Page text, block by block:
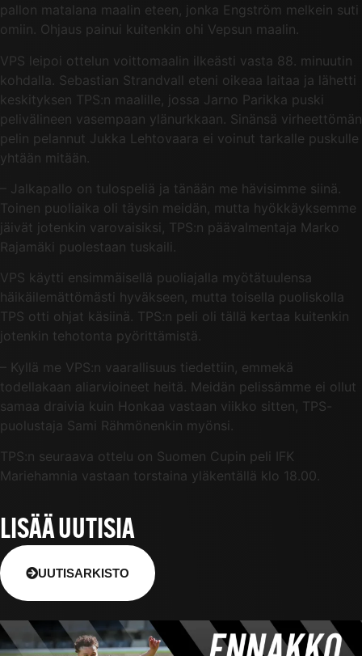
pallon matalana maalin eteen, jonka Engström melkein suti
omiin. Ohjaus painui kuitenkin ohi Vepsun maalin.
VPS leipoi ottelun voittomaalin ilkeästi vasta 88. minuutin
kohdalla. Sebastian Strandvall eteni oikeaa laitaa ja lähetti
keskityksen TPS:n maalille, jossa Jarno Parikka puski
pelivälineen vasempaan ylänurkkaan. Sinänsä virheettömän
pelin pelannut Jukka Lehtovaara ei voinut tarkalle puskulle
yhtään mitään.
– Jalkapallo on tulospeliä ja tänään me hävisimme siinä.
Toinen puoliaika oli täysin meidän, mutta hyökkäyksemme
jäivät jotenkin varovaisiksi, TPS:n päävalmentaja Marko
Rajamäki puolestaan tuskaili.
VPS käytti ensimmäisellä puoliajalla myötätuulensa
häikäilemättömästi hyväkseen, mutta toisella puoliskolla
TPS otti ohjat käsiinä. TPS:n peli oli tällä kertaa kuitenkin
jotenkin tehotonta pyörittämistä.
– Kyllä me VPS:n vaarallisuus tiedettiin, emmekä
todellakaan aliarvioineet heitä. Meidän pelissämme ei ollut
samaa draivia kuin Honkaa vastaan viikko sitten, TPS-
puolustaja Sami Rähmönenkin myönsi.
TPS:n seuraava ottelu on Suomen Cupin peli IFK
Mariehamnia vastaan torstaina yläkentällä klo 18.00.
LISÄÄ UUTISIA
UUTISARKISTO